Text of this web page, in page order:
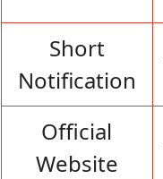
Short
Notification
Official
Website